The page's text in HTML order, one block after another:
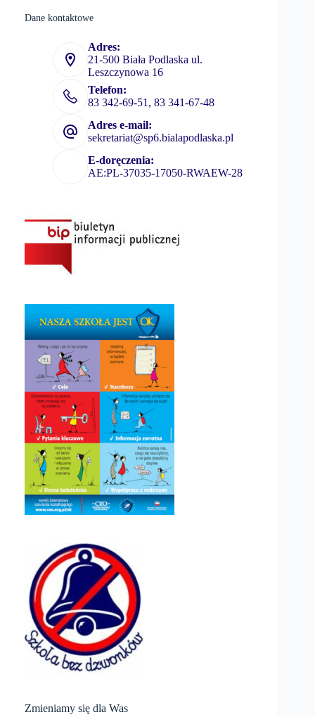
Dane kontaktowe
Adres:
21-500 Biała Podlaska ul.
Leszczynowa 16
Telefon:
83 342-69-51, 83 341-67-48
Adres e-mail:
sekretariat@sp6.bialapodlaska.pl
E-doręczenia:
AE:PL-37035-17050-RWAEW-28
Zmieniamy się dla Was